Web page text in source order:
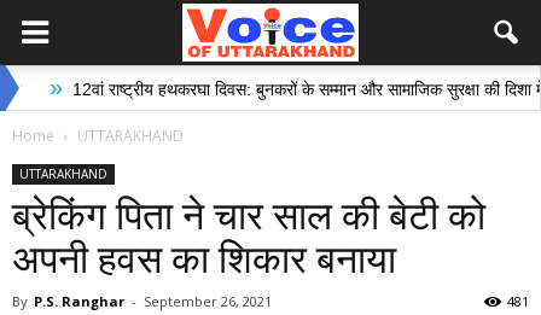
12वां राष्ट्रीय हथकरघा दिवस: बुनकरों के सम्मान और सामाजिक सुरक्षा की दिशा में
Home UTTARAKHAND
UTTARAKHAND
ब्रेकिंग पिता ने चार साल की बेटी को
अपनी हवस का शिकार बनाया
By P.S. Ranghar - September 26, 2021 481